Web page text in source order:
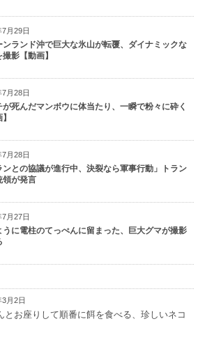
月29日
ンランド沖で巨大な氷山が転覆、ダイナミックな
影【動画】
月28日
が死んだマンボウに体当たり、一瞬で粉々に砕く
月28日
ンとの協議が進行中、決裂なら軍事行動」トラン
領が発言
月27日
うに電柱のてっぺんに留まった、巨大グマが撮影
月2日
とお座りして順番に餌を食べる、珍しいネコ